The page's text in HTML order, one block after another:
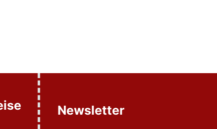
Newsletter